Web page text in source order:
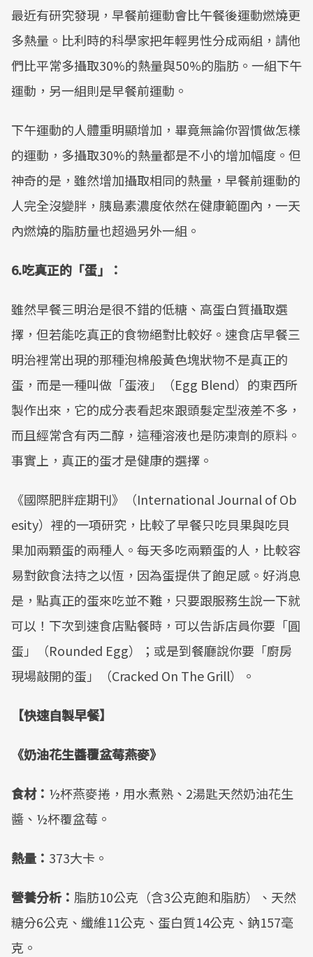
最近有研究發現，早餐前運動會比午餐後運動燃燒更
多熱量。比利時的科學家把年輕男性分成兩組，請他
們比平常多攝取30%的熱量與50%的脂肪。一組下午
運動，另一組則是早餐前運動。
下午運動的人體重明顯增加，畢竟無論你習慣做怎樣
的運動，多攝取30%的熱量都是不小的增加幅度。但
神奇的是，雖然增加攝取相同的熱量，早餐前運動的
人完全沒變胖，胰島素濃度依然在健康範圍內，一天
內燃燒的脂肪量也超過另外一組。
6.吃真正的「蛋」：
雖然早餐三明治是很不錯的低糖、高蛋白質攝取選
擇，但若能吃真正的食物絕對比較好。速食店早餐三
明治裡常出現的那種泡棉般黃色塊狀物不是真正的
蛋，而是一種叫做「蛋液」（Egg Blend）的東西所
製作出來，它的成分表看起來跟頭髮定型液差不多，
而且經常含有丙二醇，這種溶液也是防凍劑的原料。
事實上，真正的蛋才是健康的選擇。
《國際肥胖症期刊》（International Journal of Ob
esity）裡的一項研究，比較了早餐只吃貝果與吃貝
果加兩顆蛋的兩種人。每天多吃兩顆蛋的人，比較容
易對飲食法持之以恆，因為蛋提供了飽足感。好消息
是，點真正的蛋來吃並不難，只要跟服務生說一下就
可以！下次到速食店點餐時，可以告訴店員你要「圓
蛋」（Rounded Egg）；或是到餐廳說你要「廚房
現場敲開的蛋」（Cracked On The Grill）。
【快速自製早餐】
《奶油花生醬覆盆莓燕麥》
食材： ½杯燕麥捲，用水煮熟、2湯匙天然奶油花生
醬、½杯覆盆莓。
熱量： 373大卡。
營養分析： 脂肪10公克（含3公克飽和脂肪）、天然
糖分6公克、纖維11公克、蛋白質14公克、鈉157毫
克。